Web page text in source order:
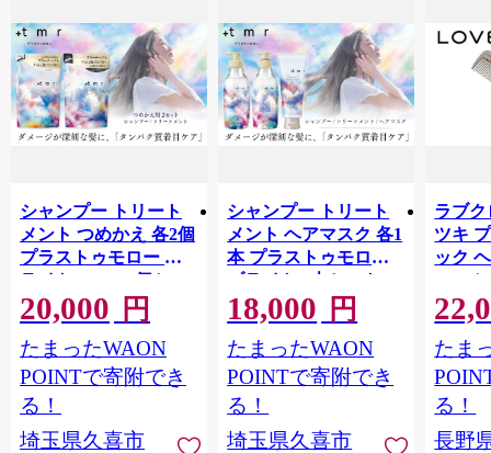
シャンプー トリート
メント つめかえ 各2個
プラストゥモロー ブ
ライト 400ml 4個セッ
ト | 美容 ヘアケア つ
めかえ 詰め替え ブリ
ーチ 口コミ 香り リピ
ート ランキング ロン
グ ストレート サラサ
ラ 洗い上がり パサつ
き カラー 髪 保湿 ダメ
20,000 円
たまったWAON
POINTで寄附でき
る！
埼玉県久喜市
シャンプー トリート
メント ヘアマスク 各1
本 プラストゥモロー
ブライト 3本セット |
美容 ヘアケア つめか
え 詰め替え ブリーチ
口コミ 香り リピート
ランキング ロング ス
トレート サラサラ 洗
い上がり パサつき カ
ラー 髪 保湿 ダメージ
18,000 円
たまったWAON
POINTで寄附でき
る！
埼玉県久喜市
ラブク
ツキ
ック
コーム
つや
市
たま
る！
長野